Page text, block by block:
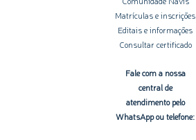
Matrículas e inscrições
Editais e informações
Consultar certificado
Fale com a nossa
central de
atendimento pelo
WhatsApp ou telefone: